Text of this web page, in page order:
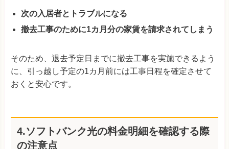
次の入居者とトラブルになる
撤去工事のために1カ月分の家賃を請求されてしまう
そのため、退去予定日までに撤去工事を実施できるよう
に、引っ越し予定の1カ月前には工事日程を確定させて
おくと安心です。
4.ソフトバンク光の料金明細を確認する際
の注意点